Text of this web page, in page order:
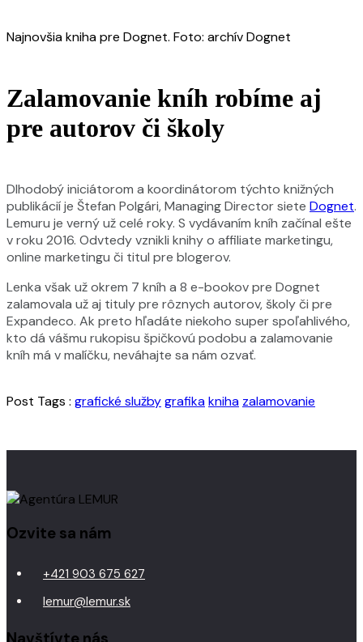
Najnovšia kniha pre Dognet. Foto: archív Dognet
Zalamovanie kníh robíme aj
pre autorov či školy
Dlhodobý iniciátorom a koordinátorom týchto knižných
publikácií je Štefan Polgári, Managing Director siete Dognet.
Lemuru je verný už celé roky. S vydávaním kníh začínal ešte
v roku 2016. Odvtedy vznikli knihy o affiliate marketingu,
online marketingu či titul pre blogerov.
Lenka však už okrem 7 kníh a 8 e-bookov pre Dognet
zalamovala už aj tituly pre rôznych autorov, školy či pre
Expandeco. Ak preto hľadáte niekoho super spoľahlivého,
kto dá vášmu rukopisu špičkovú podobu a zalamovanie
kníh má v malíčku, neváhajte sa nám ozvať.
Post Tags : grafické službygrafikakniha zalamovanie
Ozvite sa nám
+421 903 675 627
lemur@lemur.sk